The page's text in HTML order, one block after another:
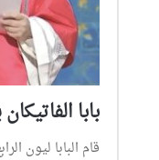
بابا
قام البابا ليون